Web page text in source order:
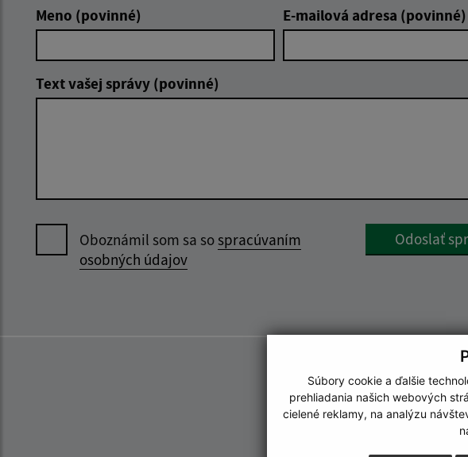
Súbory cookie a ďalšie
prehliadania našich webových
cielené reklamy, na analýzu
Meno (povinné) E-mailová adresa (povinné)
Text vašej správy (povinné)
Oboznámil som sa sospracúvaním
osobných údajov
Odoslať